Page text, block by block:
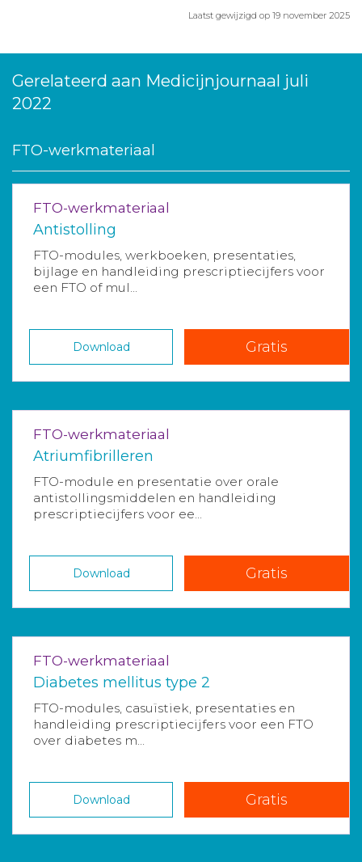
Laatst gewijzigd op 19 november 2025
Gerelateerd aan Medicijnjournaal juli
2022
FTO-werkmateriaal
FTO-werkmateriaal
Antistolling
FTO-modules, werkboeken, presentaties,
bijlage en handleiding prescriptiecijfers voor
een FTO of mul...
Download Gratis
FTO-werkmateriaal
Atriumfibrilleren
FTO-module en presentatie over orale
antistollingsmiddelen en handleiding
prescriptiecijfers voor ee...
Download Gratis
FTO-werkmateriaal
Diabetes mellitus type 2
FTO-modules, casuïstiek, presentaties en
handleiding prescriptiecijfers voor een FTO
over diabetes m...
Download Gratis